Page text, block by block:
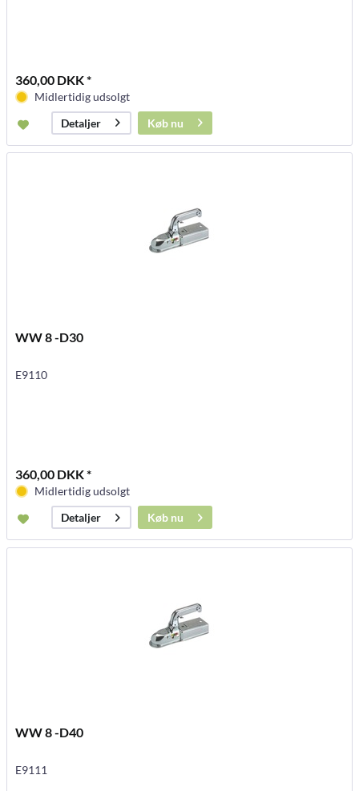
360,00 DKK *
Midlertidig udsolgt
Detaljer
Køb nu
WW 8 -D30
E9110
360,00 DKK *
Midlertidig udsolgt
Detaljer
Køb nu
WW 8 -D40
E9111